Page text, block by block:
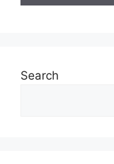
Search